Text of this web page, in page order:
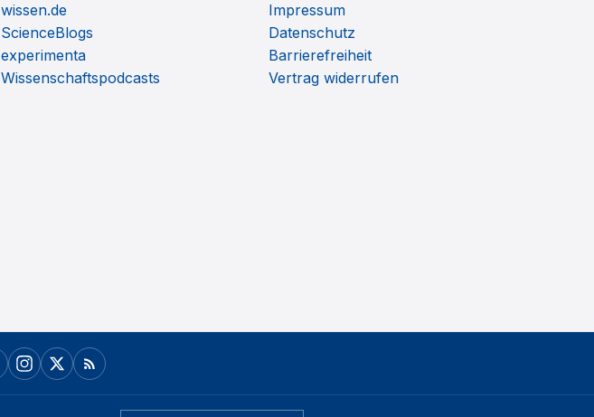
wissen.de
ScienceBlogs
experimenta
Wissenschaftspodcasts
Impressum
Datenschutz
Barrierefreiheit
Vertrag widerrufen